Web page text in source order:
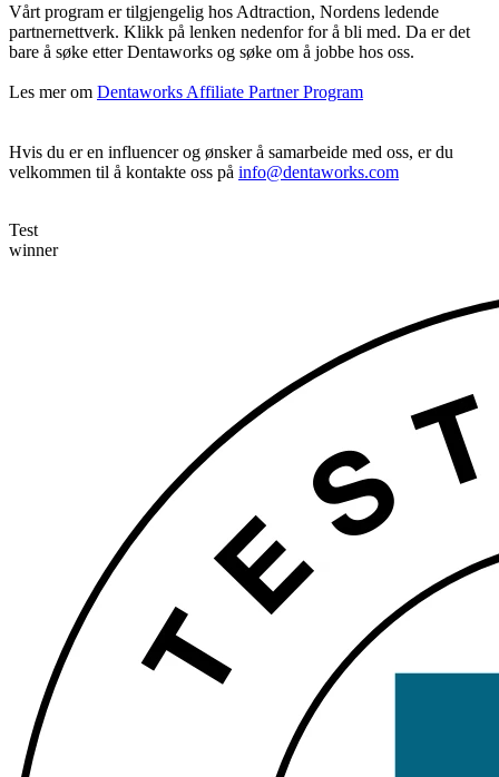
Vårt program er tilgjengelig hos Adtraction, Nordens ledende
partnernettverk. Klikk på lenken nedenfor for å bli med. Da er det
bare å søke etter Dentaworks og søke om å jobbe hos oss.
Les mer om Dentaworks Affiliate Partner Program
Hvis du er en influencer og ønsker å samarbeide med oss, er du
velkommen til å kontakte oss på info@dentaworks.com
Test
winner